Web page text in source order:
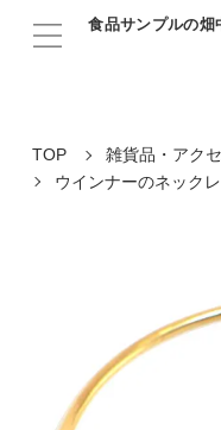
食品サンプルの
TOP 雑貨品・アク
ウインナーのネック